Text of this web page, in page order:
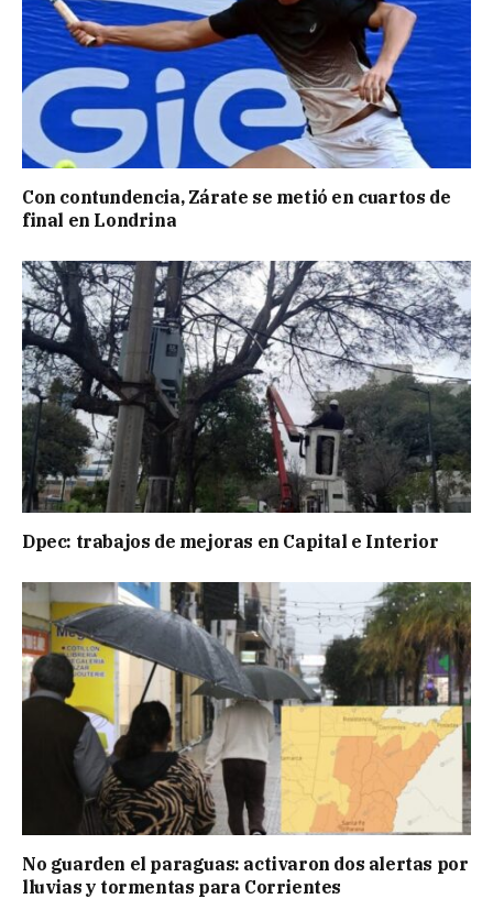
Con contundencia, Zárate se metió en cuartos de
final en Londrina
Dpec: trabajos de mejoras en Capital e Interior
No guarden el paraguas: activaron dos alertas por
lluvias y tormentas para Corrientes